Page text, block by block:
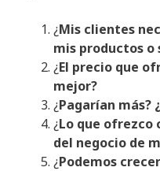
¿Mis clientes
mis productos o
¿El precio que
mejor?
¿Pagarían más?
¿Lo que
del negocio de
¿Podemos